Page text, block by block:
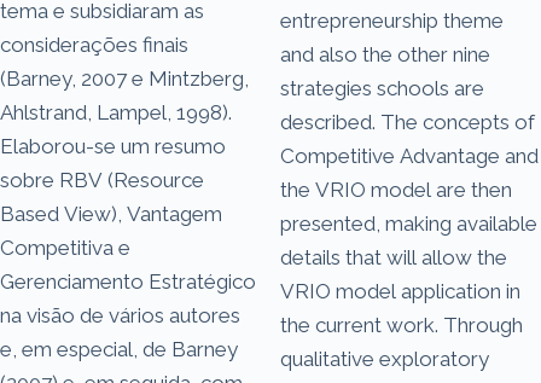
tema e subsidiaram as
considerações finais
(Barney, 2007 e Mintzberg,
Ahlstrand, Lampel, 1998).
Elaborou-se um resumo
sobre RBV (Resource
Based View), Vantagem
Competitiva e
Gerenciamento Estratégico
na visão de vários autores
e, em especial, de Barney
entrepreneurship theme
and also the other nine
strategies schools are
described. The concepts of
Competitive Advantage and
the VRIO model are then
presented, making available
details that will allow the
VRIO model application in
the current work. Through
qualitative exploratory